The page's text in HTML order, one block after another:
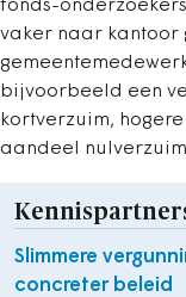
fonds-
vaker naar kantoor
bijvoorbeeld een
kortverzuim,
aandeel
Slimmere
concreter beleid